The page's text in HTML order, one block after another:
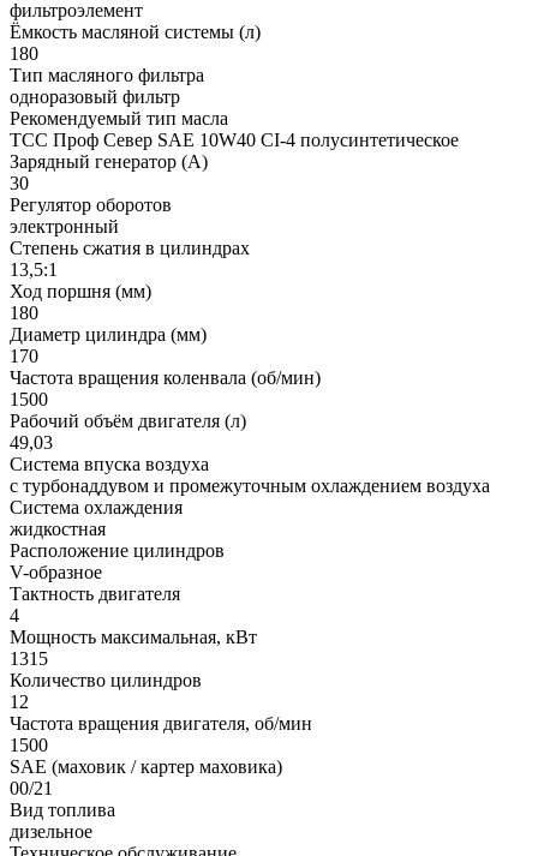
фильтроэлемент
Ёмкость масляной системы (л)
180
Тип масляного фильтра
одноразовый фильтр
Рекомендуемый тип масла
ТСС Проф Север SAE 10W40 CI-4 полусинтетическое
Зарядный генератор (А)
30
Регулятор оборотов
электронный
Степень сжатия в цилиндрах
13,5:1
Ход поршня (мм)
180
Диаметр цилиндра (мм)
170
Частота вращения коленвала (об/мин)
1500
Рабочий объём двигателя (л)
49,03
Система впуска воздуха
с турбонаддувом и промежуточным охлаждением воздуха
Система охлаждения
жидкостная
Расположение цилиндров
V-образное
Тактность двигателя
4
Мощность максимальная, кВт
1315
Количество цилиндров
12
Частота вращения двигателя, об/мин
1500
SAE (маховик / картер маховика)
00/21
Вид топлива
дизельное